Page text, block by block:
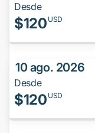
Desde
$120 USD
10 ago. 2026
Desde
$120 USD